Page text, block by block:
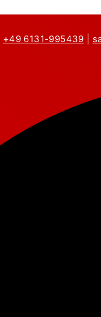
+49 6131-995439